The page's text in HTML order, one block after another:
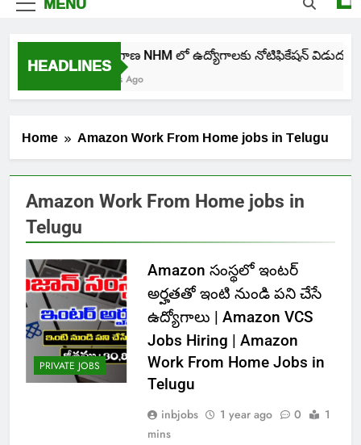
HEADLINESతెలంగాణ NHM లో ఉద్యోగాలకు నోటిఫికేషన్ విడుదల
4 Days Ago
Home Amazon Work From Home jobs in Telugu
Amazon Work From Home jobs in
Telugu
PRIVATE JOBS
Amazon సంస్థలో ఇంటర్
అర్హతతో ఇంటి నుండి పని చేసే
ఉద్యోగాలు | Amazon VCS
Jobs Hiring | Amazon
Work From Home Jobs in
Telugu
inbjobs 1 year ago 0
1
mins